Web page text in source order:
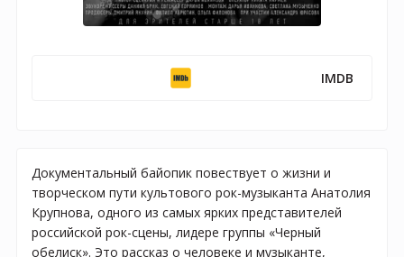
IMDB
Документальный байопик повествует о жизни и
творческом пути культового рок-музыканта Анатолия
Крупнова, одного из самых ярких представителей
российской рок-сцены, лидере группы «Черный
обелиск». Это рассказ о человеке и музыканте,